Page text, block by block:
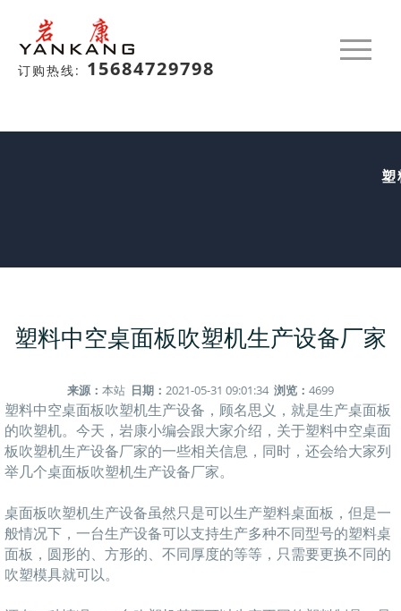
订购热线: 15684729798
塑
塑料中空桌面板吹塑机生产设备厂家
来源： 本站 日期： 2021-05-31 09:01:34 浏览： 4699
塑料中空桌面板吹塑机生产设备，顾名思义，就是生产桌面板
的吹塑机。今天，岩康小编会跟大家介绍，关于塑料中空桌面
板吹塑机生产设备厂家的一些相关信息，同时，还会给大家列
举几个桌面板吹塑机生产设备厂家。
桌面板吹塑机生产设备虽然只是可以生产塑料桌面板，但是一
般情况下，一台生产设备可以支持生产多种不同型号的塑料桌
面板，圆形的、方形的、不同厚度的等等，只需要更换不同的
吹塑模具就可以。